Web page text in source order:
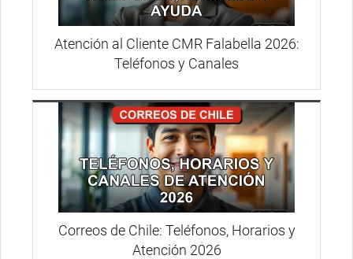
Atención al Cliente CMR Falabella 2026:
Teléfonos y Canales
Correos de Chile: Teléfonos, Horarios y
Atención 2026